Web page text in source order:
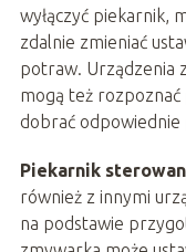
wyłączyć piekarnik,
zdalnie zmieniać
potraw. Urządzenia
mogą też rozpoznać
dobrać
Piekarnik
również z innymi
na podstawie